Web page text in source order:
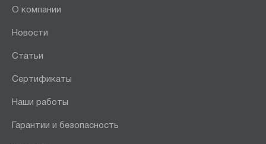
О компании
Новости
Статьи
Сертификаты
Наши работы
Гарантии и безопасность